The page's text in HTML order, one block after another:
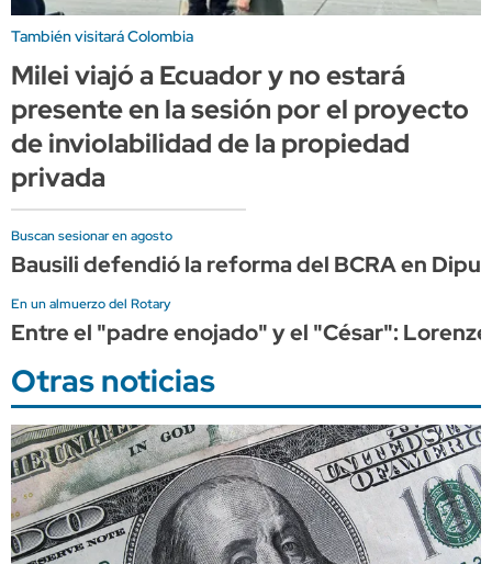
También visitará Colombia
Milei viajó a Ecuador y no estará
presente en la sesión por el proyecto
de inviolabilidad de la propiedad
privada
Buscan sesionar en agosto
Bausili defendió la reforma del BCRA en
En un almuerzo del Rotary
Entre el "padre enojado" y el "César":
Otras noticias